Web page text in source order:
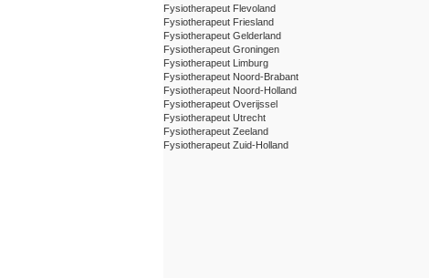
Fysiotherapeut Flevoland
Fysiotherapeut Friesland
Fysiotherapeut Gelderland
Fysiotherapeut Groningen
Fysiotherapeut Limburg
Fysiotherapeut Noord-Brabant
Fysiotherapeut Noord-Holland
Fysiotherapeut Overijssel
Fysiotherapeut Utrecht
Fysiotherapeut Zeeland
Fysiotherapeut Zuid-Holland